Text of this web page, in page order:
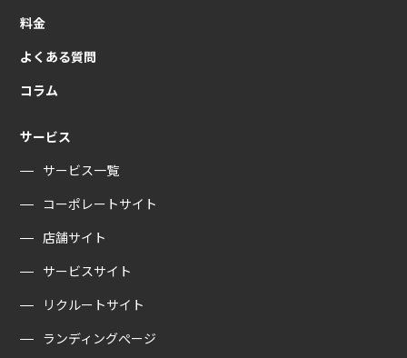
料金
よくある質問
コラム
サービス
サービス一覧
コーポレートサイト
店舗サイト
サービスサイト
リクルートサイト
ランディングぺージ